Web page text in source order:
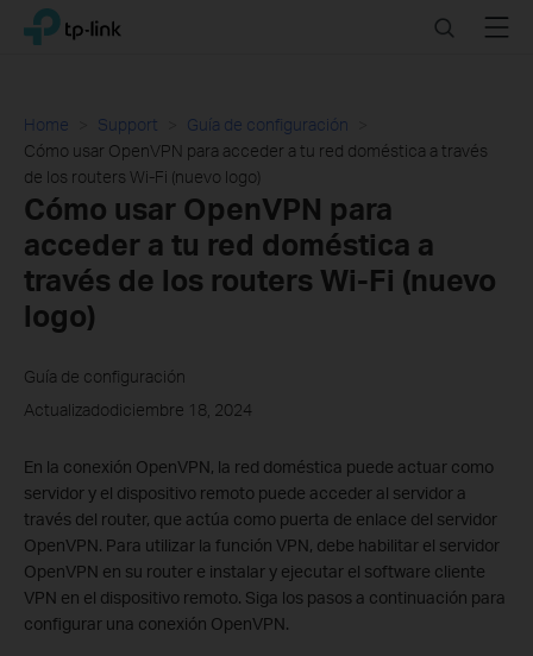
Click
navigation
TP-Link, Reliably Smart SearchMenu
Home Support
Guía de configuración
Cómo usar OpenVPN para acceder a tu red doméstica a través
de los routers Wi-Fi (nuevo logo)
Cómo usar OpenVPN para
acceder a tu red doméstica a
través de los routers Wi-Fi (nuevo
logo)
Guía de configuración
Actualizadodiciembre 18, 2024
En la conexión OpenVPN, la red doméstica puede actuar como
servidor y el dispositivo remoto puede acceder al servidor a
través del router, que actúa como puerta de enlace del servidor
OpenVPN. Para utilizar la función VPN, debe habilitar el servidor
OpenVPN en su router e instalar y ejecutar el software cliente
VPN en el dispositivo remoto. Siga los pasos a continuación para
configurar una conexión OpenVPN.